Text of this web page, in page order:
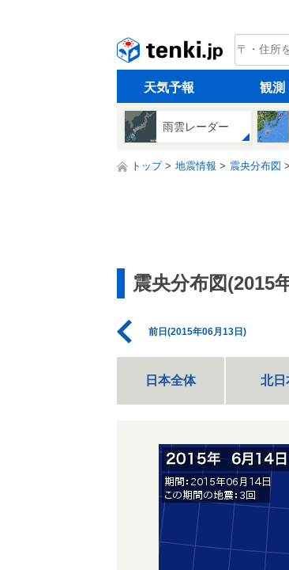
tenki.jp
天気予報 観測
雨雲レーダー
トップ 地震情報 震央分布図
震央分布図(2015
前日(2015年06月13日)
日本全体 北日